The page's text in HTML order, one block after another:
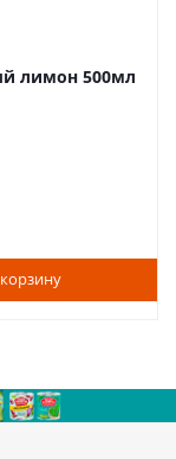
лимон 500мл